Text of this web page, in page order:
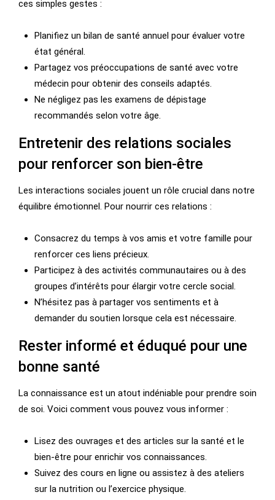
ces simples gestes :
Planifiez un bilan de santé annuel pour évaluer votre
état général.
Partagez vos préoccupations de santé avec votre
médecin pour obtenir des conseils adaptés.
Ne négligez pas les examens de dépistage
recommandés selon votre âge.
Entretenir des relations sociales
pour renforcer son bien-être
Les interactions sociales jouent un rôle crucial dans notre
équilibre émotionnel. Pour nourrir ces relations :
Consacrez du temps à vos amis et votre famille pour
renforcer ces liens précieux.
Participez à des activités communautaires ou à des
groupes d’intérêts pour élargir votre cercle social.
N’hésitez pas à partager vos sentiments et à
demander du soutien lorsque cela est nécessaire.
Rester informé et éduqué pour une
bonne santé
La connaissance est un atout indéniable pour prendre soin
de soi. Voici comment vous pouvez vous informer :
Lisez des ouvrages et des articles sur la santé et le
bien-être pour enrichir vos connaissances.
Suivez des cours en ligne ou assistez à des ateliers
sur la nutrition ou l’exercice physique.